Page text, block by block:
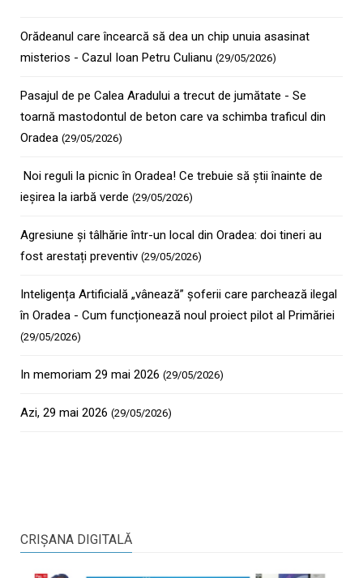
Orădeanul care încearcă să dea un chip unuia asasinat
misterios - Cazul Ioan Petru Culianu (29/05/2026)
Pasajul de pe Calea Aradului a trecut de jumătate - Se
toarnă mastodontul de beton care va schimba traficul din
Oradea (29/05/2026)
Noi reguli la picnic în Oradea! Ce trebuie să știi înainte de
ieșirea la iarbă verde (29/05/2026)
Agresiune și tâlhărie într-un local din Oradea: doi tineri au
fost arestați preventiv (29/05/2026)
Inteligența Artificială „vânează” șoferii care parchează ilegal
în Oradea - Cum funcționează noul proiect pilot al Primăriei
(29/05/2026)
In memoriam 29 mai 2026 (29/05/2026)
Azi, 29 mai 2026 (29/05/2026)
CRIŞANA DIGITALĂ